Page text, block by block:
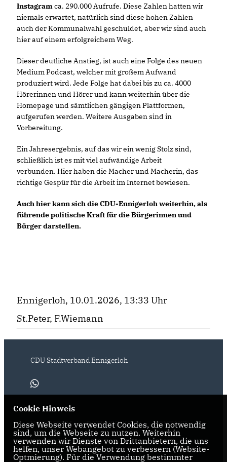
Instagram ca. 290.000 Aufrufe. Diese Zahlen hatten wir
niemals erwartet, natürlich sind diese hohen Zahlen
auch der Kommunalwahl geschuldet, aber wir sind auch
hier auf einem erfolgreichem Weg.
Dieser deutliche Anstieg, ist auch eine Folge des neuen
Medium Podcast, welcher mit großem Aufwand
produziert wird. Jede Folge hat dabei bis zu ca. 4000
Hörerinnen und Hörer und kann weiterhin über die
Homepage und sämtlichen gängigen Plattformen,
aufgerufen werden. Weitere Ausgaben sind in
Vorbereitung.
Ein Jahresergebnis, auf das wir ein wenig Stolz sind,
schließlich ist es mit viel aufwändige Arbeit
verbunden. Hier haben die Macher und Macherin, das
richtige Gespür für die Arbeit im Internet bewiesen.
Auch hier kann sich die CDU-Ennigerloh weiterhin, als
führende politische Kraft für die Bürgerinnen und
Bürger darstellen.
Ennigerloh, 10.01.2026, 13:33 Uhr
St.Peter, F.Wiemann
CDU Stadtverband Ennigerloh
IMPRESSUM DATENSCHUTZ KONTAKT
CDU Deutschland
Cookie Hinweis
Diese Webseite verwendet Cookies, die notwendig
sind, um die Webseite zu nutzen. Weiterhin
verwenden wir Dienste von Drittanbietern, die uns
helfen, unser Webangebot zu verbessern (Website-
Optmierung). Für die Verwendung bestimmter